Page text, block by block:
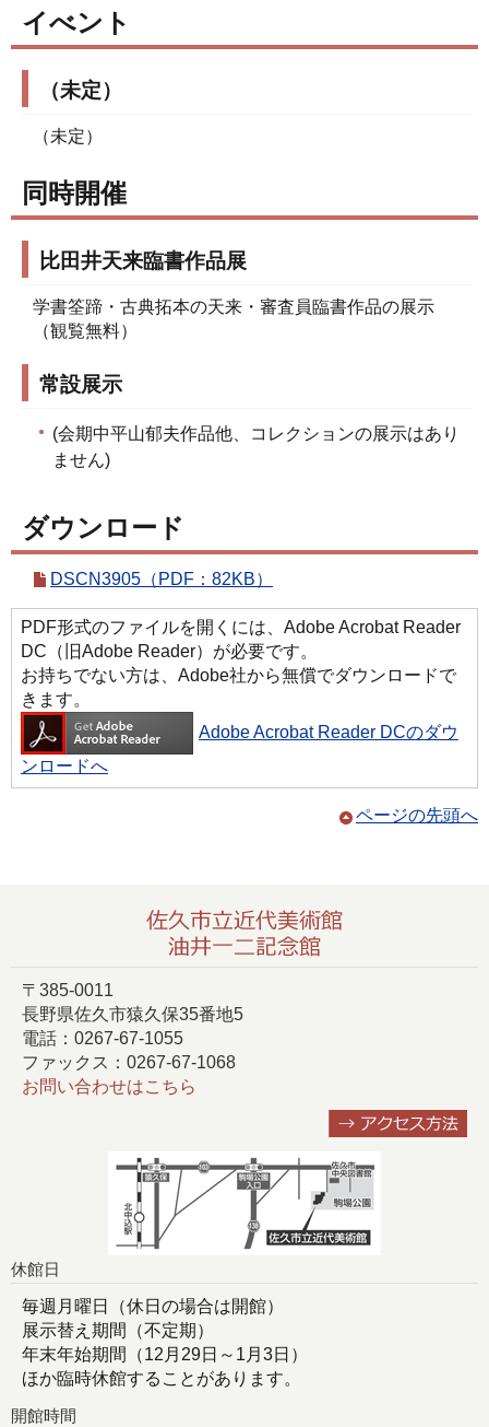
イべント
（未定）
（未定）
同時開催
比田井天来臨書作品展
学書筌蹄・古典拓本の天来・審査員臨書作品の展示
（観覧無料）
常設展示
(会期中平山郁夫作品他、コレクションの展示はあり
ません)
ダウンロード
DSCN3905（PDF：82KB）
PDF形式のファイルを開くには、Adobe Acrobat Reader
DC（旧Adobe Reader）が必要です。
お持ちでない方は、Adobe社から無償でダウンロードで
きます。
Adobe Acrobat Reader DCのダウ
ンロードへ
ページの先頭へ
〒385-0011
長野県佐久市猿久保35番地5
電話：0267-67-1055
ファックス：0267-67-1068
お問い合わせはこちら
休館日
毎週月曜日（休日の場合は開館）
展示替え期間（不定期）
年末年始期間（12月29日～1月3日）
ほか臨時休館することがあります。
開館時間